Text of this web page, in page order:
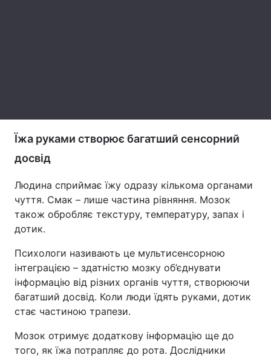
Їжа руками створює багатший сенсорний
досвід
Людина сприймає їжу одразу кількома органами
чуття. Смак – лише частина рівняння. Мозок
також обробляє текстуру, температуру, запах і
дотик.
Психологи називають це мультисенсорною
інтеграцією – здатністю мозку об’єднувати
інформацію від різних органів чуття, створюючи
багатший досвід. Коли люди їдять руками, дотик
стає частиною трапези.
Мозок отримує додаткову інформацію ще до
того, як їжа потрапляє до рота. Дослідники